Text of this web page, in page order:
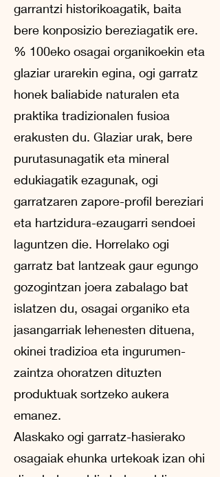
garrantzi historikoagatik, baita
bere konposizio bereziagatik ere.
% 100eko osagai organikoekin eta
glaziar urarekin egina, ogi garratz
honek baliabide naturalen eta
praktika tradizionalen fusioa
erakusten du. Glaziar urak, bere
purutasunagatik eta mineral
edukiagatik ezagunak, ogi
garratzaren zapore-profil bereziari
eta hartzidura-ezaugarri sendoei
laguntzen die. Horrelako ogi
garratz bat lantzeak gaur egungo
gozogintzan joera zabalago bat
islatzen du, osagai organiko eta
jasangarriak lehenesten dituena,
okinei tradizioa eta ingurumen-
zaintza ohoratzen dituzten
produktuak sortzeko aukera
emanez.
Alaskako ogi garratz-hasierako
osagaiak ehunka urtekoak izan ohi